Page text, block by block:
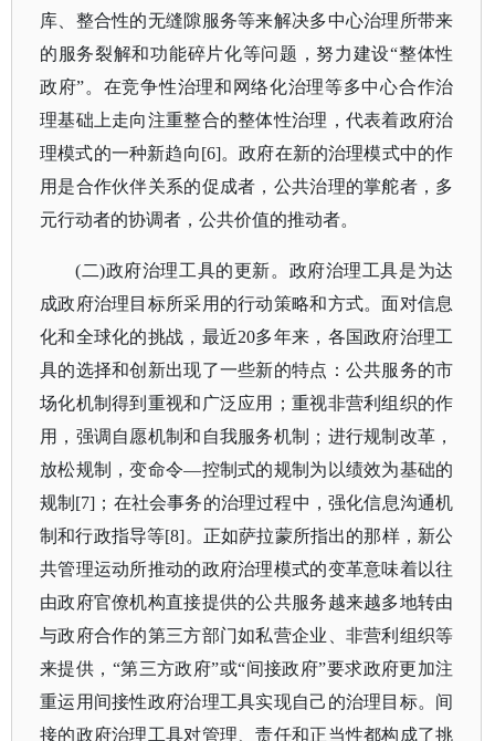
库、整合性的无缝隙服务等来解决多中心治理所带来
的服务裂解和功能碎片化等问题，努力建设“整体性
政府”。在竞争性治理和网络化治理等多中心合作治
理基础上走向注重整合的整体性治理，代表着政府治
理模式的一种新趋向[6]。政府在新的治理模式中的作
用是合作伙伴关系的促成者，公共治理的掌舵者，多
元行动者的协调者，公共价值的推动者。
(二)政府治理工具的更新。政府治理工具是为达
成政府治理目标所采用的行动策略和方式。面对信息
化和全球化的挑战，最近20多年来，各国政府治理工
具的选择和创新出现了一些新的特点：公共服务的市
场化机制得到重视和广泛应用；重视非营利组织的作
用，强调自愿机制和自我服务机制；进行规制改革，
放松规制，变命令—控制式的规制为以绩效为基础的
规制[7]；在社会事务的治理过程中，强化信息沟通机
制和行政指导等[8]。正如萨拉蒙所指出的那样，新公
共管理运动所推动的政府治理模式的变革意味着以往
由政府官僚机构直接提供的公共服务越来越多地转由
与政府合作的第三方部门如私营企业、非营利组织等
来提供，“第三方政府”或“间接政府”要求政府更加注
重运用间接性政府治理工具实现自己的治理目标。间
接的政府治理工具对管理、责任和正当性都构成了挑